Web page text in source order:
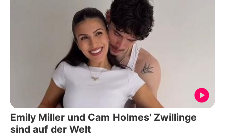
Emily Miller und Cam Holmes' Zwillinge
sind auf der Welt